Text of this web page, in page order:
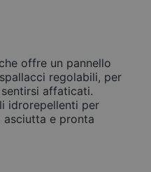
offre un pannello
regolabili, per
affaticati.
idrorepellenti per
asciutta e pronta